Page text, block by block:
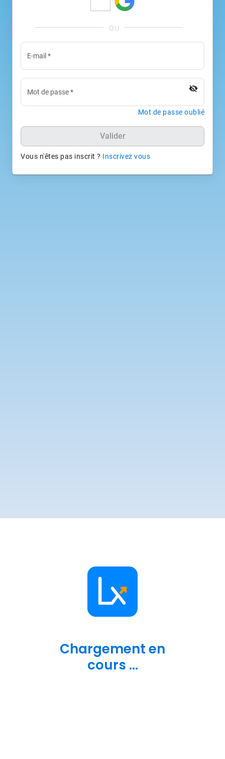
E-mail *
Mot de passe* visibility_off
Mot de passe oublié
Valider
Vous n'êtes pas inscrit ? Inscrivez vous
Chargement en
cours ...